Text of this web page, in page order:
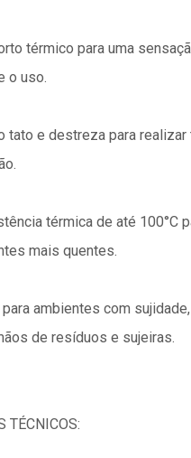
térmico para uma
o uso.
tato e destreza para
térmica de até 100°C
mais quentes.
ambientes com
de resíduos e sujeiras.
TÉCNICOS: